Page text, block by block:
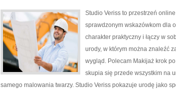
Studio Veriss to przestrzeń
sprawdzonym wskazówkom dla
charakter praktyczny i łączy w
urody, w którym można znaleźć
wygląd. Polecam Makijaż krok
skupia się przede wszystkim na
samego malowania twarzy. Studio Veriss pokazuje urodę jako